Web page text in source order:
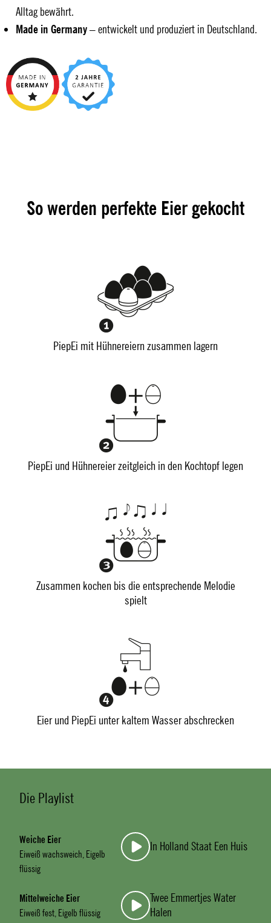
Alltag bewährt.
Made in Germany– entwickelt und produziert in Deutschland.
So werden perfekte Eier gekocht
PiepEi mit Hühnereiern zusammen lagern
PiepEi und Hühnereier zeitgleich in den Kochtopf legen
Zusammen kochen bis die entsprechende Melodie
spielt
Eier und PiepEi unter kaltem Wasser abschrecken
Die Playlist
Weiche Eier
Eiweiß wachsweich, Eigelb
flüssig
In Holland Staat Een Huis
Mittelweiche Eier
Eiweiß fest, Eigelb flüssig
Twee Emmertjes Water
Halen